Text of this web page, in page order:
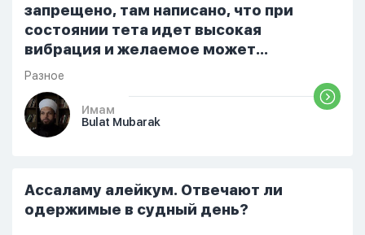
запрещено, там написано, что при
состоянии тета идет высокая
вибрация и желаемое может
исполнится на 40% Написано,что
взаимодействуем с Энергией Творца
Расскажите пожалуйста свое мнение
насчет это все, да бережет вас Аллах
Разное
Имам
Bulat Mubarak
Ассаламу алейкум. Отвечают ли
одержимые в судный день?